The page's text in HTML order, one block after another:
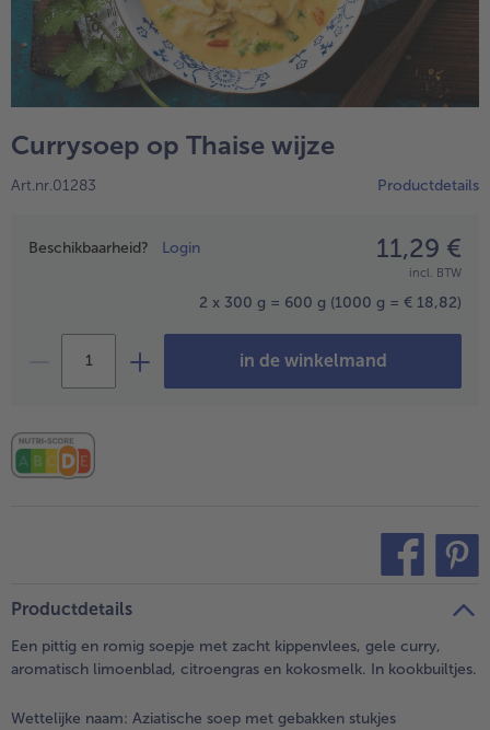
High Protein
alleHigh Protein
Veggie & Vegan
Currysoep op Thaise wijze
Art.nr.01283 Productdetails
Prijsopgave
Beschikbaarheid? Login 11,29 €
incl. BTW
2 x 300 g = 600 g (1000 g = € 18,82)
in de winkelmand
Productdetails
Een pittig en romig soepje met zacht kippenvlees, gele curry,
aromatisch limoenblad, citroengras en kokosmelk. In kookbuiltjes.
Wettelijke naam: Aziatische soep met gebakken stukjes